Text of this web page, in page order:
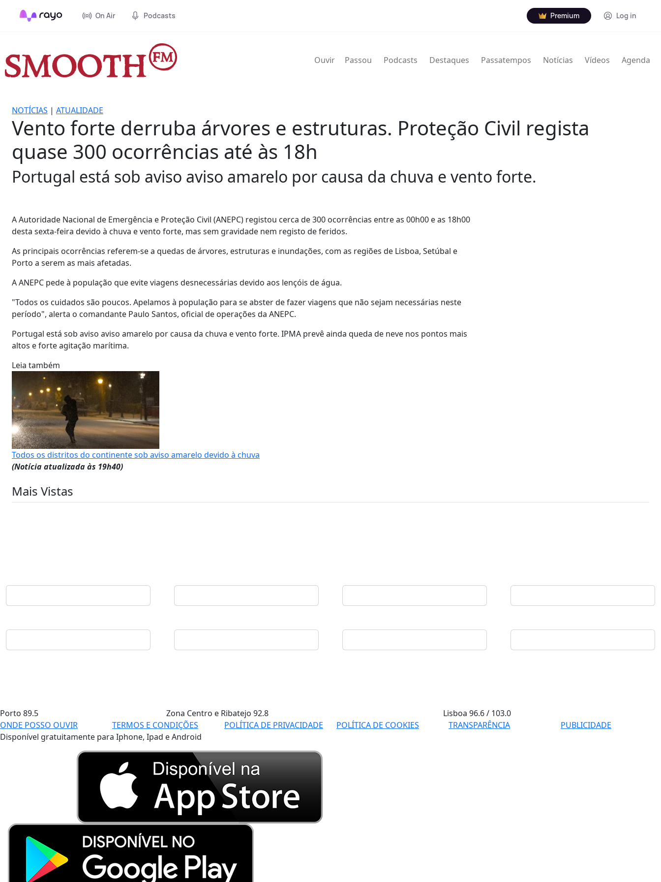
On Air Podcasts Premium Log in
Ouvir Passou Podcasts Destaques Passatempos Notícias Vídeos Agenda
NOTÍCIAS | ATUALIDADE
Vento forte derruba árvores e estruturas. Proteção Civil regista
quase 300 ocorrências até às 18h
Portugal está sob aviso aviso amarelo por causa da chuva e vento forte.
A Autoridade Nacional de Emergência e Proteção Civil (ANEPC) registou cerca de 300 ocorrências entre as 00h00 e as 18h00
desta sexta-feira devido à chuva e vento forte, mas sem gravidade nem registo de feridos.
As principais ocorrências referem-se a quedas de árvores, estruturas e inundações, com as regiões de Lisboa, Setúbal e
Porto a serem as mais afetadas.
A ANEPC pede à população que evite viagens desnecessárias devido aos lençóis de água.
"Todos os cuidados são poucos. Apelamos à população para se abster de fazer viagens que não sejam necessárias neste
período", alerta o comandante Paulo Santos, oficial de operações da ANEPC.
Portugal está sob aviso aviso amarelo por causa da chuva e vento forte. IPMA prevê ainda queda de neve nos pontos mais
altos e forte agitação marítima.
Leia também
Todos os distritos do continente sob aviso amarelo devido à chuva
(Notícia atualizada às 19h40)
Mais Vistas
Porto 89.5 Zona Centro e Ribatejo 92.8 Lisboa96.6 / 103.0
ONDE POSSO OUVIR
TERMOS E CONDIÇÕES POLÍTICA DE PRIVACIDADE POLÍTICA DE COOKIES TRANSPARÊNCIA
PUBLICIDADE
Disponível gratuitamente para Iphone, Ipad e Android